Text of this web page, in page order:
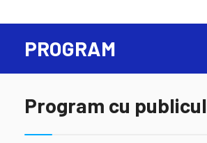
PROGRAM
Program cu publicul